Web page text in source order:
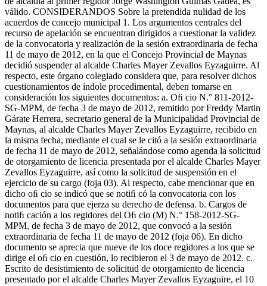
válido. CONSIDERANDOS Sobre la pretendida nulidad de los
acuerdos de concejo municipal 1. Los argumentos centrales del
recurso de apelación se encuentran dirigidos a cuestionar la validez
de la convocatoria y realización de la sesión extraordinaria de fecha
11 de mayo de 2012, en la que el Concejo Provincial de Maynas
decidió suspender al alcalde Charles Mayer Zevallos Eyzaguirre. Al
respecto, este órgano colegiado considera que, para resolver dichos
cuestionamientos de índole procedimental, deben tomarse en
consideración los siguientes documentos: a. Oﬁ cio N.° 811-2012-
SG-MPM, de fecha 3 de mayo de 2012, remitido por Freddy Martin
Gárate Herrera, secretario general de la Municipalidad Provincial de
Maynas, al alcalde Charles Mayer Zevallos Eyzaguirre, recibido en
la misma fecha, mediante el cual se le citó a la sesión extraordinaria
de fecha 11 de mayo de 2012, señalándose como agenda la solicitud
de otorgamiento de licencia presentada por el alcalde Charles Mayer
Zevallos Eyzaguirre, así como la solicitud de suspensión en el
ejercicio de su cargo (foja 03). Al respecto, cabe mencionar que en
dicho oﬁ cio se indicó que se notiﬁ có la convocatoria con los
documentos para que ejerza su derecho de defensa. b. Cargos de
notiﬁ cación a los regidores del Oﬁ cio (M) N.° 158-2012-SG-
MPM, de fecha 3 de mayo de 2012, que convocó a la sesión
extraordinaria de fecha 11 de mayo de 2012 (foja 06). En dicho
documento se aprecia que nueve de los doce regidores a los que se
dirige el oﬁ cio en cuestión, lo recibieron el 3 de mayo de 2012. c.
Escrito de desistimiento de solicitud de otorgamiento de licencia
presentado por el alcalde Charles Mayer Zevallos Eyzaguire, el 10